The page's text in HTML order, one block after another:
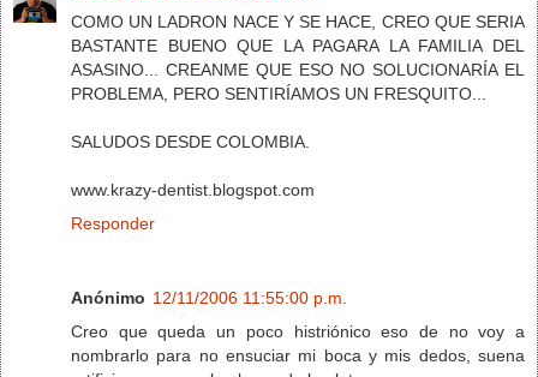
COMO UN LADRON NACE Y SE HACE, CREO QUE SERIA
BASTANTE BUENO QUE LA PAGARA LA FAMILIA DEL
ASASINO... CREANME QUE ESO NO SOLUCIONARÍA EL
PROBLEMA, PERO SENTIRÍAMOS UN FRESQUITO...
SALUDOS DESDE COLOMBIA.
www.krazy-dentist.blogspot.com
Responder
Anónimo 12/11/2006 11:55:00 p.m.
Creo que queda un poco histriónico eso de no voy a
nombrarlo para no ensuciar mi boca y mis dedos, suena